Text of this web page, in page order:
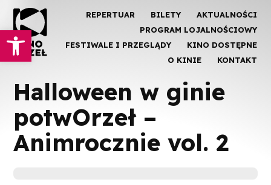
Otwórz pasek narzędzi
REPERTUAR BILETY
AKTUALNOŚCI
PROGRAM LOJALNOŚCIOWY
FESTIWALE I PRZEGLĄDY
KINO DOSTĘPNE
O KINIE
KONTAKT
Halloween w ginie
potwOrzeł –
Animrocznie vol. 2